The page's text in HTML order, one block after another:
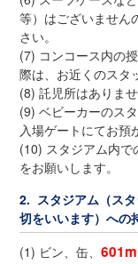
等）はございません
さい。
(7) コンコース内の
際は、お近くのスタ
(8) 託児所はありませ
(9) ベビーカーのス
入場ゲートにてお預
(10) スタジアム内で
をお願いします。
2. スタジアム（ス
切をいいます）への
(1) ビン、缶、